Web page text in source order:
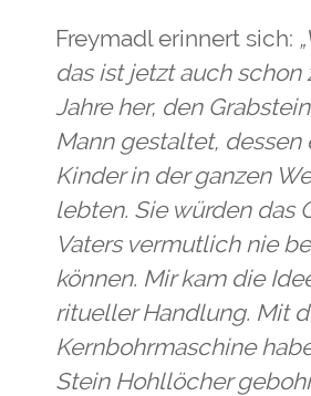
Freymadl erinnert sich:
das ist jetzt auch schon
Jahre her, den
Mann gestaltet, dessen
Kinder in der ganzen
lebten. Sie würden das
Vaters vermutlich nie
können. Mir kam die
ritueller Handlung. Mit
Kernbohrmaschine
Stein Hohllöcher